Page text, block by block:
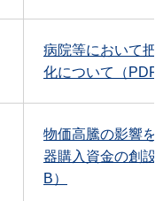
病院等において把
化について（PDF
物価高騰の影響を
器購入資金の創設
B）